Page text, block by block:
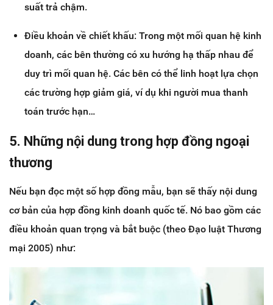
suất trả chậm.
Điều khoản về chiết khấu: Trong một mối quan hệ kinh
doanh, các bên thường có xu hướng hạ thấp nhau để
duy trì mối quan hệ. Các bên có thể linh hoạt lựa chọn
các trường hợp giảm giá, ví dụ khi người mua thanh
toán trước hạn…
5. Những nội dung trong hợp đồng ngoại
thương
Nếu bạn đọc một số hợp đồng mẫu, bạn sẽ thấy nội dung
cơ bản của hợp đồng kinh doanh quốc tế. Nó bao gồm các
điều khoản quan trọng và bắt buộc (theo Đạo luật Thương
mại 2005) như: